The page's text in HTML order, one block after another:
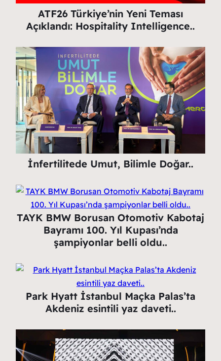
ATF26 Türkiye’nin Yeni Teması
Açıklandı: Hospitality Intelligence..
İnfertilitede Umut, Bilimle Doğar..
TAYK BMW Borusan Otomotiv Kabotaj
Bayramı 100. Yıl Kupası’nda
şampiyonlar belli oldu..
Park Hyatt İstanbul Maçka Palas’ta
Akdeniz esintili yaz daveti..